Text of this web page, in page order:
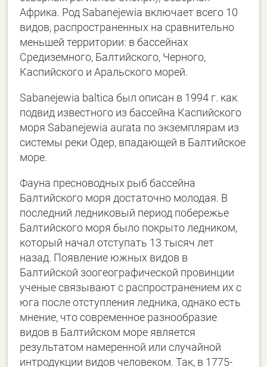
Африка. Род Sabanejewia включает всего 10
видов, распространенных на сравнительно
меньшей территории: в бассейнах
Средиземного, Балтийского, Черного,
Каспийского и Аральского морей.
Sabanejewia baltica был описан в 1994 г. как
подвид известного из бассейна Каспийского
моря Sabanejewia aurata по экземплярам из
системы реки Одер, впадающей в Балтийское
море.
Фауна пресноводных рыб бассейна
Балтийского моря достаточно молодая. В
последний ледниковый период побережье
Балтийского моря было покрыто ледником,
который начал отступать 13 тысяч лет
назад. Появление южных видов в
Балтийской зоогеографической провинции
ученые связывают с распространением их с
юга после отступления ледника, однако есть
мнение, что современное разнообразие
видов в Балтийском море является
результатом намеренной или случайной
интродукции видов человеком. Так, в 1775-